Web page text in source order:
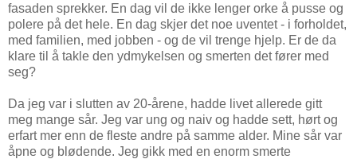
fasaden sprekker. En dag vil de ikke lenger orke å pusse og
polere på det hele. En dag skjer det noe uventet - i forholdet,
med familien, med jobben - og de vil trenge hjelp. Er de da
klare til å takle den ydmykelsen og smerten det fører med
seg?
Da jeg var i slutten av 20-årene, hadde livet allerede gitt
meg mange sår. Jeg var ung og naiv og hadde sett, hørt og
erfart mer enn de fleste andre på samme alder. Mine sår var
åpne og blødende. Jeg gikk med en enorm smerte